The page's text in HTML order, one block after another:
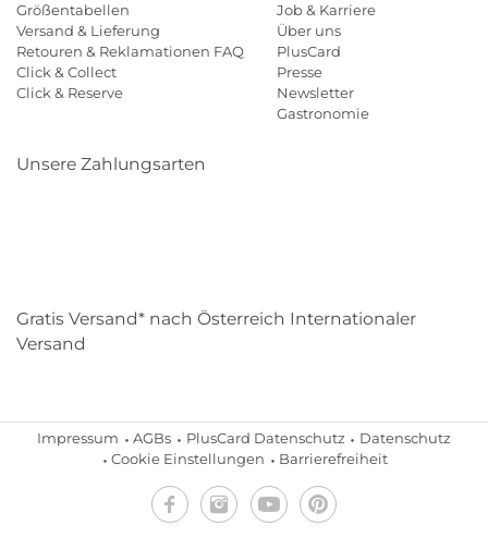
Größentabellen
Versand & Lieferung
Retouren & Reklamationen FAQ
Click & Collect
Click & Reserve
Job & Karriere
Über uns
PlusCard
Presse
Newsletter
Gastronomie
Unsere Zahlungsarten
Gratis Versand* nach Österreich Internationaler
Versand
Impressum AGBs PlusCard Datenschutz
Datenschutz
Cookie Einstellungen
Barrierefreiheit